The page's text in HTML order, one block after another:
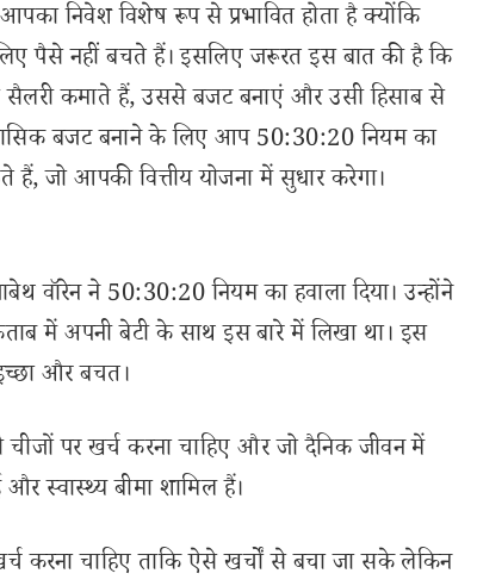
निवेश विशेष रूप से प्रभावित होता है क्योंकि
पैसे नहीं बचते हैं। इसलिए जरूरत इस बात की है कि
सैलरी कमाते हैं, उससे बजट बनाएं और उसी हिसाब से
बजट बनाने के लिए आप 50:30:20 नियम का
जो आपकी वित्तीय योजना में सुधार करेगा।
वॉरेन ने 50:30:20 नियम का हवाला दिया। उन्होंने
में अपनी बेटी के साथ इस बारे में लिखा था। इस
और बचत।
पर खर्च करना चाहिए और जो दैनिक जीवन में
स्वास्थ्य बीमा शामिल हैं।
करना चाहिए ताकि ऐसे खर्चों से बचा जा सके लेकिन